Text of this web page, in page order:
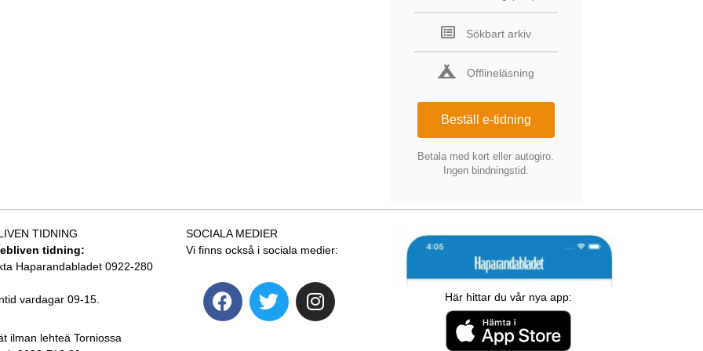
Sökbart arkiv
Offlineläsning
Beställ e-tidning
Betala med kort eller autogiro.
Ingen bindningstid.
TIDNING
tidning:
Haparandabladet 0922-280
vardagar 09-15.
ilman lehteä Torniossa
SOCIALA MEDIER
Vi finns också i sociala medier:
Här hittar du vår nya app: